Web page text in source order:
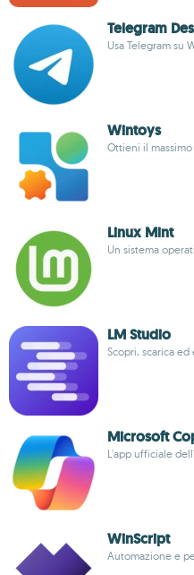
Telegram
Usa Telegram su
Wintoys
Ottieni il
Linux Mint
Un sistema
LM Studio
Scopri, scarica
Microsoft
L'app ufficiale
WinScript
Automazione e